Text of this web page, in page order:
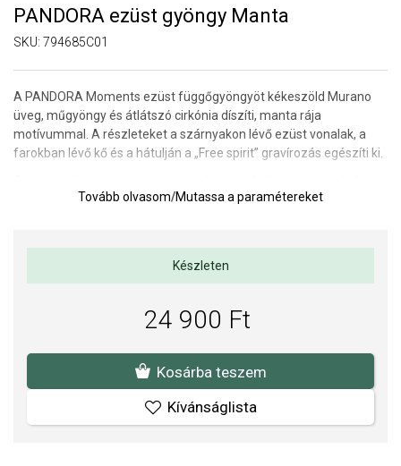
PANDORA ezüst gyöngy Manta
SKU: 794685C01
A PANDORA Moments ezüst függőgyöngyöt kékeszöld Murano
üveg, műgyöngy és átlátszó cirkónia díszíti, manta rája
motívummal. A részleteket a szárnyakon lévő ezüst vonalak, a
farokban lévő kő és a hátulján a „Free spirit” gravírozás egészíti ki.
óceán természetes mozgását szimbolizálja. A minta egy elegáns
Gyöngy mérete: 15 x 17 mm.
A SOFIA a PANDORA (www.Pandora.net) hivatalos forgalmazója.
Tovább olvasom/Mutassa a paramétereket
Készleten
24 900 Ft
Kosárba teszem
Kívánságlista